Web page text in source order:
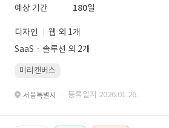
예상 기간
180일
디자인
웹 외 1개
SaaSㆍ솔루션 외 2개
미리캔버스
서울특별시 · 등록일자 2026.01.26.